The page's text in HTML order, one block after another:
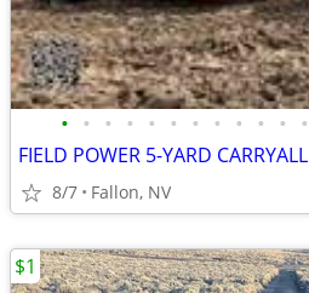
• • • • • • • • • • • •
FIELD POWER 5-YARD CARRYALL
8/7 Fallon, NV
$1